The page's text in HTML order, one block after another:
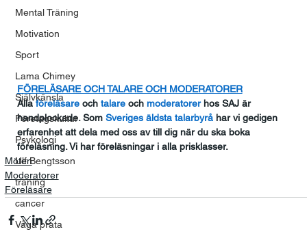
Mental Träning
Motivation
Sport
Lama Chimey
Självkänsla
Företagskultur
Psykologi
Ulf Bengtsson
träning
cancer
Våga prata
FÖRELÄSARE OCH TALARE OCH MODERATORER
Alla föreläsare och talare och moderatorer hos SAJ är
handplockade. Som Sveriges äldsta talarbyrå har vi gedigen
erfarenhet att dela med oss av till dig när du ska boka
föreläsning. Vi har föreläsningar i alla prisklasser.
Möten
Moderatorer
Föreläsare